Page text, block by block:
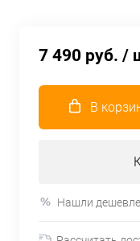
7 490 руб. /
В
Нашли дешевле